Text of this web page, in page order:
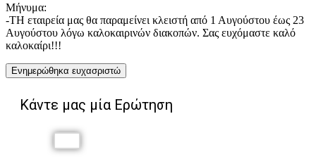
Μήνυμα:
-ΤΗ εταιρεία μας θα παραμείνει κλειστή από 1 Αυγούστου έως 23
Αυγούστου λόγω καλοκαιρινών διακοπών. Σας ευχόμαστε καλό
καλοκαίρι!!!
Ενημερώθηκα ευχασριστώ
Κάντε μας μία Ερώτηση